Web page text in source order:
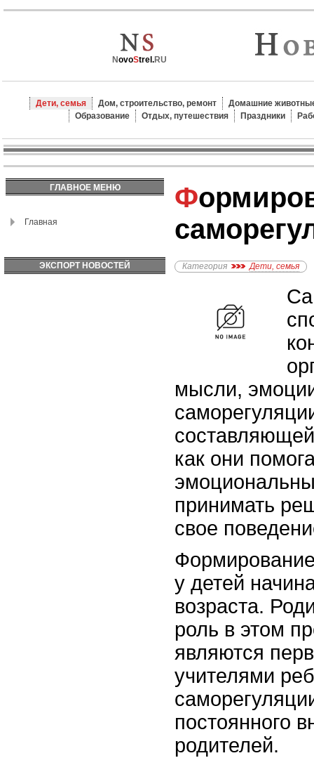
NovoStrel.RU
Дети, семья Дом, строительство, ремонт
Домашние
Образование
Отдых, путешествия Праздники
ГЛАВНОЕ МЕНЮ
Главная
ЭКСПОРТ НОВОСТЕЙ
Формирование навыков
Категория Дети, семья
мысли,
как они
принимать
свое
у детей
возраста.
роль в этом
являются
учителями
постоянного
родителей.